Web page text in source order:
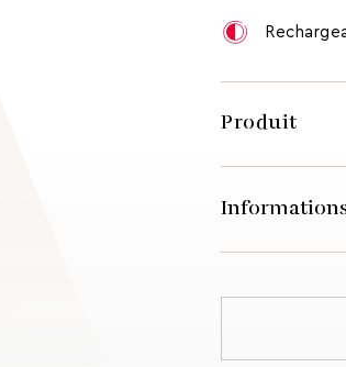
Produit
POIDS